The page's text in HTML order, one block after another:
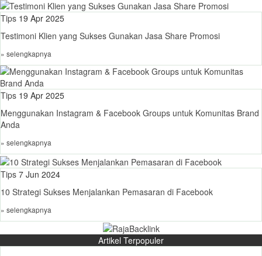
Tips 19 Apr 2025
Testimoni Klien yang Sukses Gunakan Jasa Share Promosi
» selengkapnya
Tips 19 Apr 2025
Menggunakan Instagram & Facebook Groups untuk Komunitas Brand
Anda
» selengkapnya
Tips 7 Jun 2024
10 Strategi Sukses Menjalankan Pemasaran di Facebook
» selengkapnya
Artikel Terpopuler